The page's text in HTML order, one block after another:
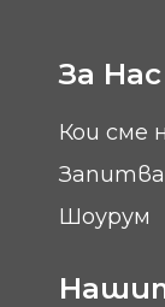
За Нас
Кои сме
Шоурум